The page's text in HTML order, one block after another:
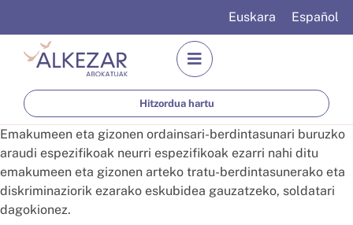
Euskara Español
Hitzordua hartu
Emakumeen eta gizonen ordainsari-berdintasunari buruzko
araudi espezifikoak neurri espezifikoak ezarri nahi ditu
emakumeen eta gizonen arteko tratu-berdintasunerako eta
diskriminaziorik ezarako eskubidea gauzatzeko, soldatari
dagokionez.